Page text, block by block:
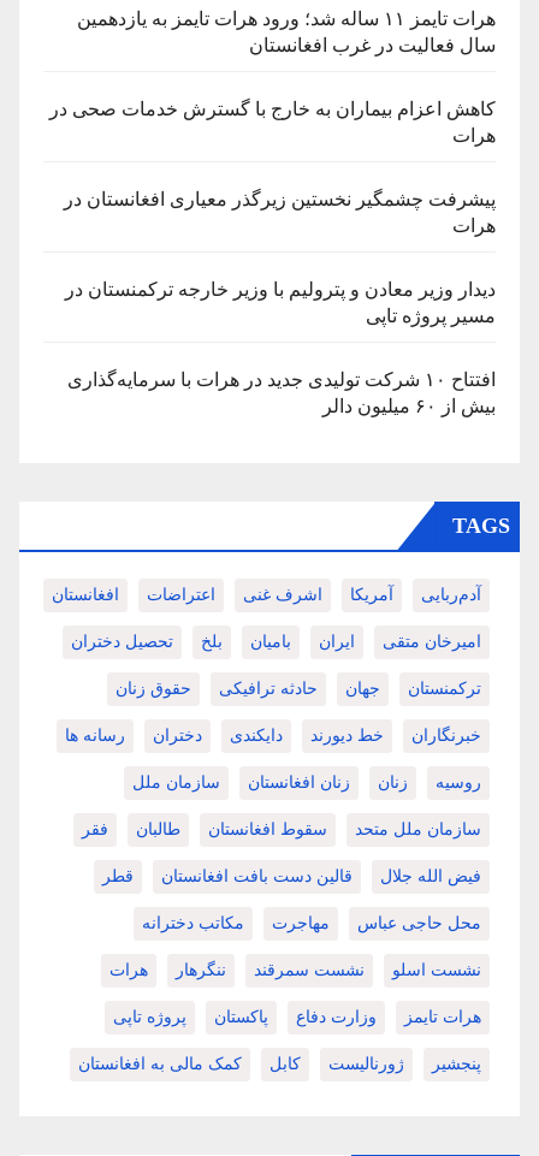
هرات تایمز ۱۱ ساله شد؛ ورود هرات تایمز به یازدهمین
سال فعالیت در غرب افغانستان
کاهش اعزام بیماران به خارج با گسترش خدمات صحی در
هرات
پیشرفت چشمگیر نخستین زیرگذر معیاری افغانستان در
هرات
دیدار وزیر معادن و پترولیم با وزیر خارجه ترکمنستان در
مسیر پروژه تاپی
افتتاح ۱۰ شرکت تولیدی جدید در هرات با سرمایه‌گذاری
بیش از ۶۰ میلیون دالر
TAGS
آدم‌ربایی آمریکا اشرف غنی اعتراضات افغانستان
امیرخان متقی ایران بامیان بلخ تحصیل دختران
ترکمنستان جهان حادثه ترافیکی حقوق زنان
خبرنگاران خط دیورند دایکندی دختران رسانه ها
روسیه زنان زنان افغانستان سازمان ملل
سازمان ملل متحد سقوط افغانستان طالبان فقر
فیض الله جلال قالین دست بافت افغانستان قطر
محل حاجی عباس مهاجرت مکاتب دخترانه
نشست اسلو نشست سمرقند ننگرهار هرات
هرات تایمز وزارت دفاع پاکستان پروژه تاپی
پنجشیر ژورنالیست کابل کمک مالی به افغانستان